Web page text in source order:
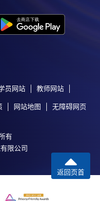
员网站 教师网站
网站地图 无障碍网页
有
限公司
返回页首